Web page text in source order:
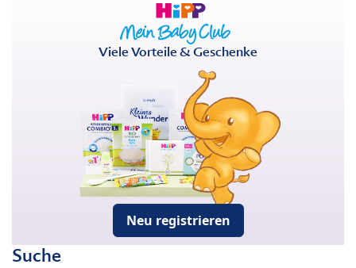
Viele Vorteile & Geschenke
Neu registrieren
Suche